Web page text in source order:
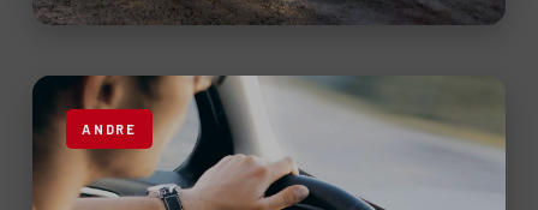
ANDRE